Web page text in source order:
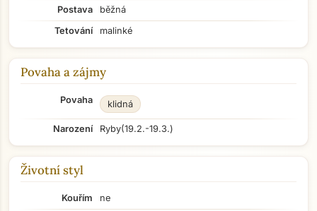
Postava
běžná
Tetování
malinké
Povaha a zájmy
Povaha klidná
Narození Ryby(19.2.-19.3.)
Životní styl
Kouřím
ne